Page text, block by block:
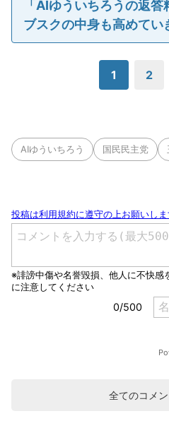
「AIゆういちろうの返
ブスクの中身も高めてい
1 2
AIゆういちろう 国民民主党
全てのコメ